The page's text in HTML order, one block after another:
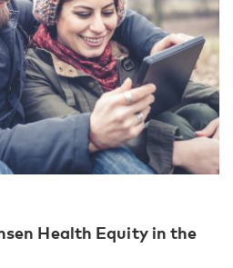
Health Equity in the